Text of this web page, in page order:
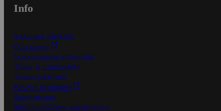
Info
S-Business yrityksille
Oiva-raportit
Osuuskauppojen yhteystiedot
Tilaus- ja toimitusehdot
Tietosuojakäytäntö
Palvelun käyttöehdot
Saavutettavuus
Mobiilisovelluksen saavutettavuus